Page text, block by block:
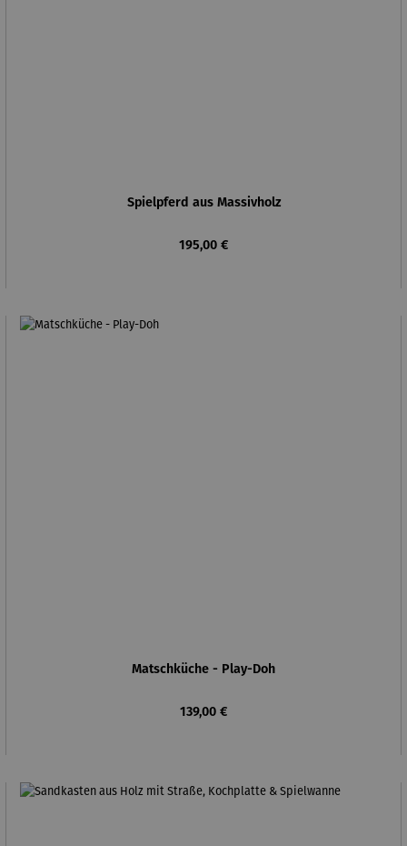
Spielpferd aus Massivholz
Regulärer Preis:
195,00 €
Matschküche - Play-Doh
Regulärer Preis:
139,00 €